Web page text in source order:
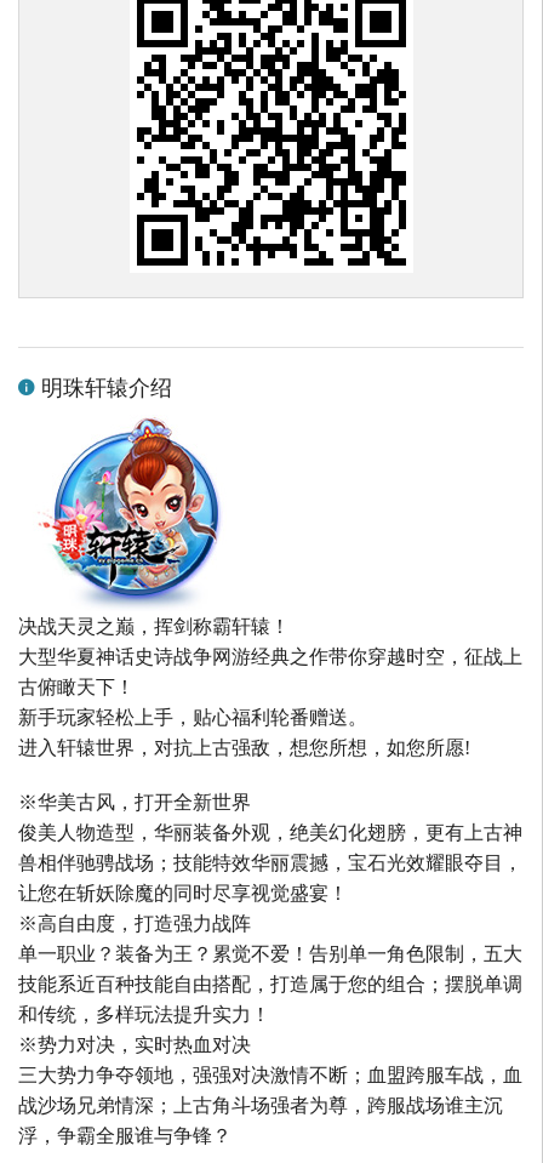
明珠轩辕介绍
决战天灵之巅，挥剑称霸轩辕！
大型华夏神话史诗战争网游经典之作带你穿越时空，征战上
古俯瞰天下！
新手玩家轻松上手，贴心福利轮番赠送。
进入轩辕世界，对抗上古强敌，想您所想，如您所愿!
※华美古风，打开全新世界
俊美人物造型，华丽装备外观，绝美幻化翅膀，更有上古神
兽相伴驰骋战场；技能特效华丽震撼，宝石光效耀眼夺目，
让您在斩妖除魔的同时尽享视觉盛宴！
※高自由度，打造强力战阵
单一职业？装备为王？累觉不爱！告别单一角色限制，五大
技能系近百种技能自由搭配，打造属于您的组合；摆脱单调
和传统，多样玩法提升实力！
※势力对决，实时热血对决
三大势力争夺领地，强强对决激情不断；血盟跨服车战，血
战沙场兄弟情深；上古角斗场强者为尊，跨服战场谁主沉
浮，争霸全服谁与争锋？